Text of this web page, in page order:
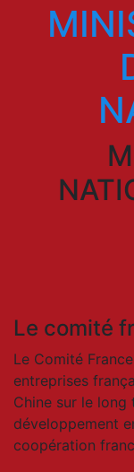
Le comité
Le Comité
entreprises
Chine sur le long
développement
coopération